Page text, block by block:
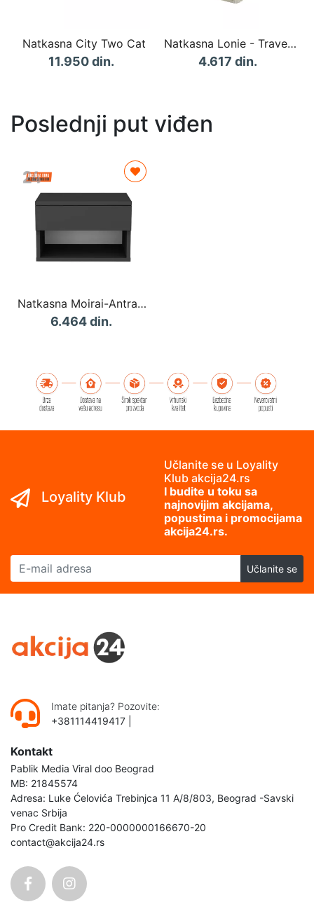
Natkasna City Two Cat
11.950 din.
Natkasna Lonie - Travertine
4.617 din.
Poslednji put viđen
Natkasna Moirai-Antracit
6.464 din.
Loyality Klub
Učlanite se u Loyality
Klub akcija24.rs
I budite u toku sa
najnovijim akcijama,
popustima i promocijama
akcija24.rs.
E-mail adresa
Učlanite se
Imate pitanja? Pozovite:
+381114419417
Kontakt
Pablik Media Viral doo Beograd
MB: 21845574
Adresa: Luke Ćelovića Trebinjca 11 A/8/803, Beograd -Savski
venac Srbija
Pro Credit Bank: 220-0000000166670-20
contact@akcija24.rs